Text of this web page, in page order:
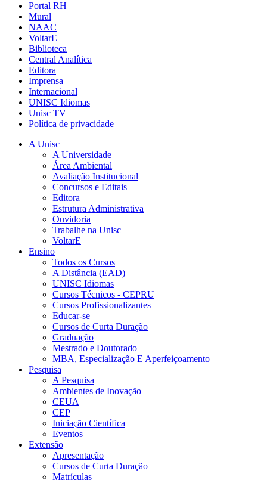
Portal RH
Mural
NAAC
VoltarE
Biblioteca
Central Analítica
Editora
Imprensa
Internacional
UNISC Idiomas
Unisc TV
Política de privacidade
A Unisc
A Universidade
Área Ambiental
Avaliação Institucional
Concursos e Editais
Editora
Estrutura Administrativa
Ouvidoria
Trabalhe na Unisc
VoltarE
Ensino
Todos os Cursos
A Distância (EAD)
UNISC Idiomas
Cursos Técnicos - CEPRU
Cursos Profissionalizantes
Educar-se
Cursos de Curta Duração
Graduação
Mestrado e Doutorado
MBA, Especialização E Aperfeiçoamento
Pesquisa
A Pesquisa
Ambientes de Inovação
CEUA
CEP
Iniciação Científica
Eventos
Extensão
Apresentação
Cursos de Curta Duração
Matrículas